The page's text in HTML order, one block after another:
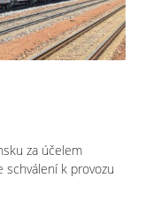
za účelem
k provozu